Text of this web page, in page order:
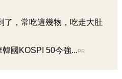
了，常吃這幾物，吃走大肚
國KOSPI 50今強...PR